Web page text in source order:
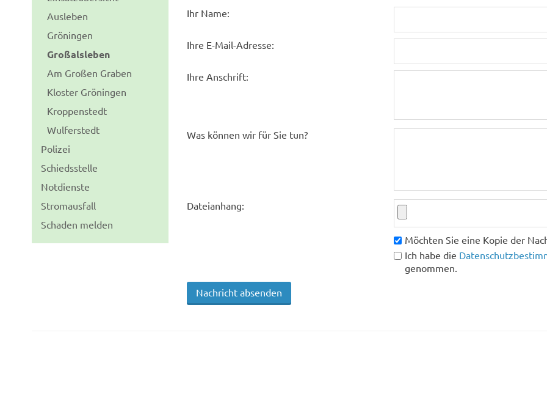
Ausleben
Gröningen
Großalsleben
Am Großen Graben
Kloster Gröningen
Kroppenstedt
Wulferstedt
Polizei
Schiedsstelle
Notdienste
Stromausfall
Schaden melden
Ihr Name:
Ihre E-Mail-Adresse:
Ihre Anschrift:
Was können wir für Sie tun?
Dateianhang:
Möchten Sie eine Kopie der
Ich habe die
genommen.